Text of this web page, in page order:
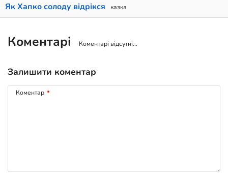
Як Хапко солоду відрікся казка
Коментарі Коментарі відсутні...
Залишити коментар
Коментар *